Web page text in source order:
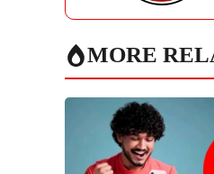
MORE